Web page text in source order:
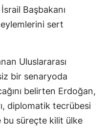
Başbakanı
sert
Uluslararası
bir senaryoda
belirten Erdoğan,
diplomatik tecrübesi
bu süreçte kilit ülke